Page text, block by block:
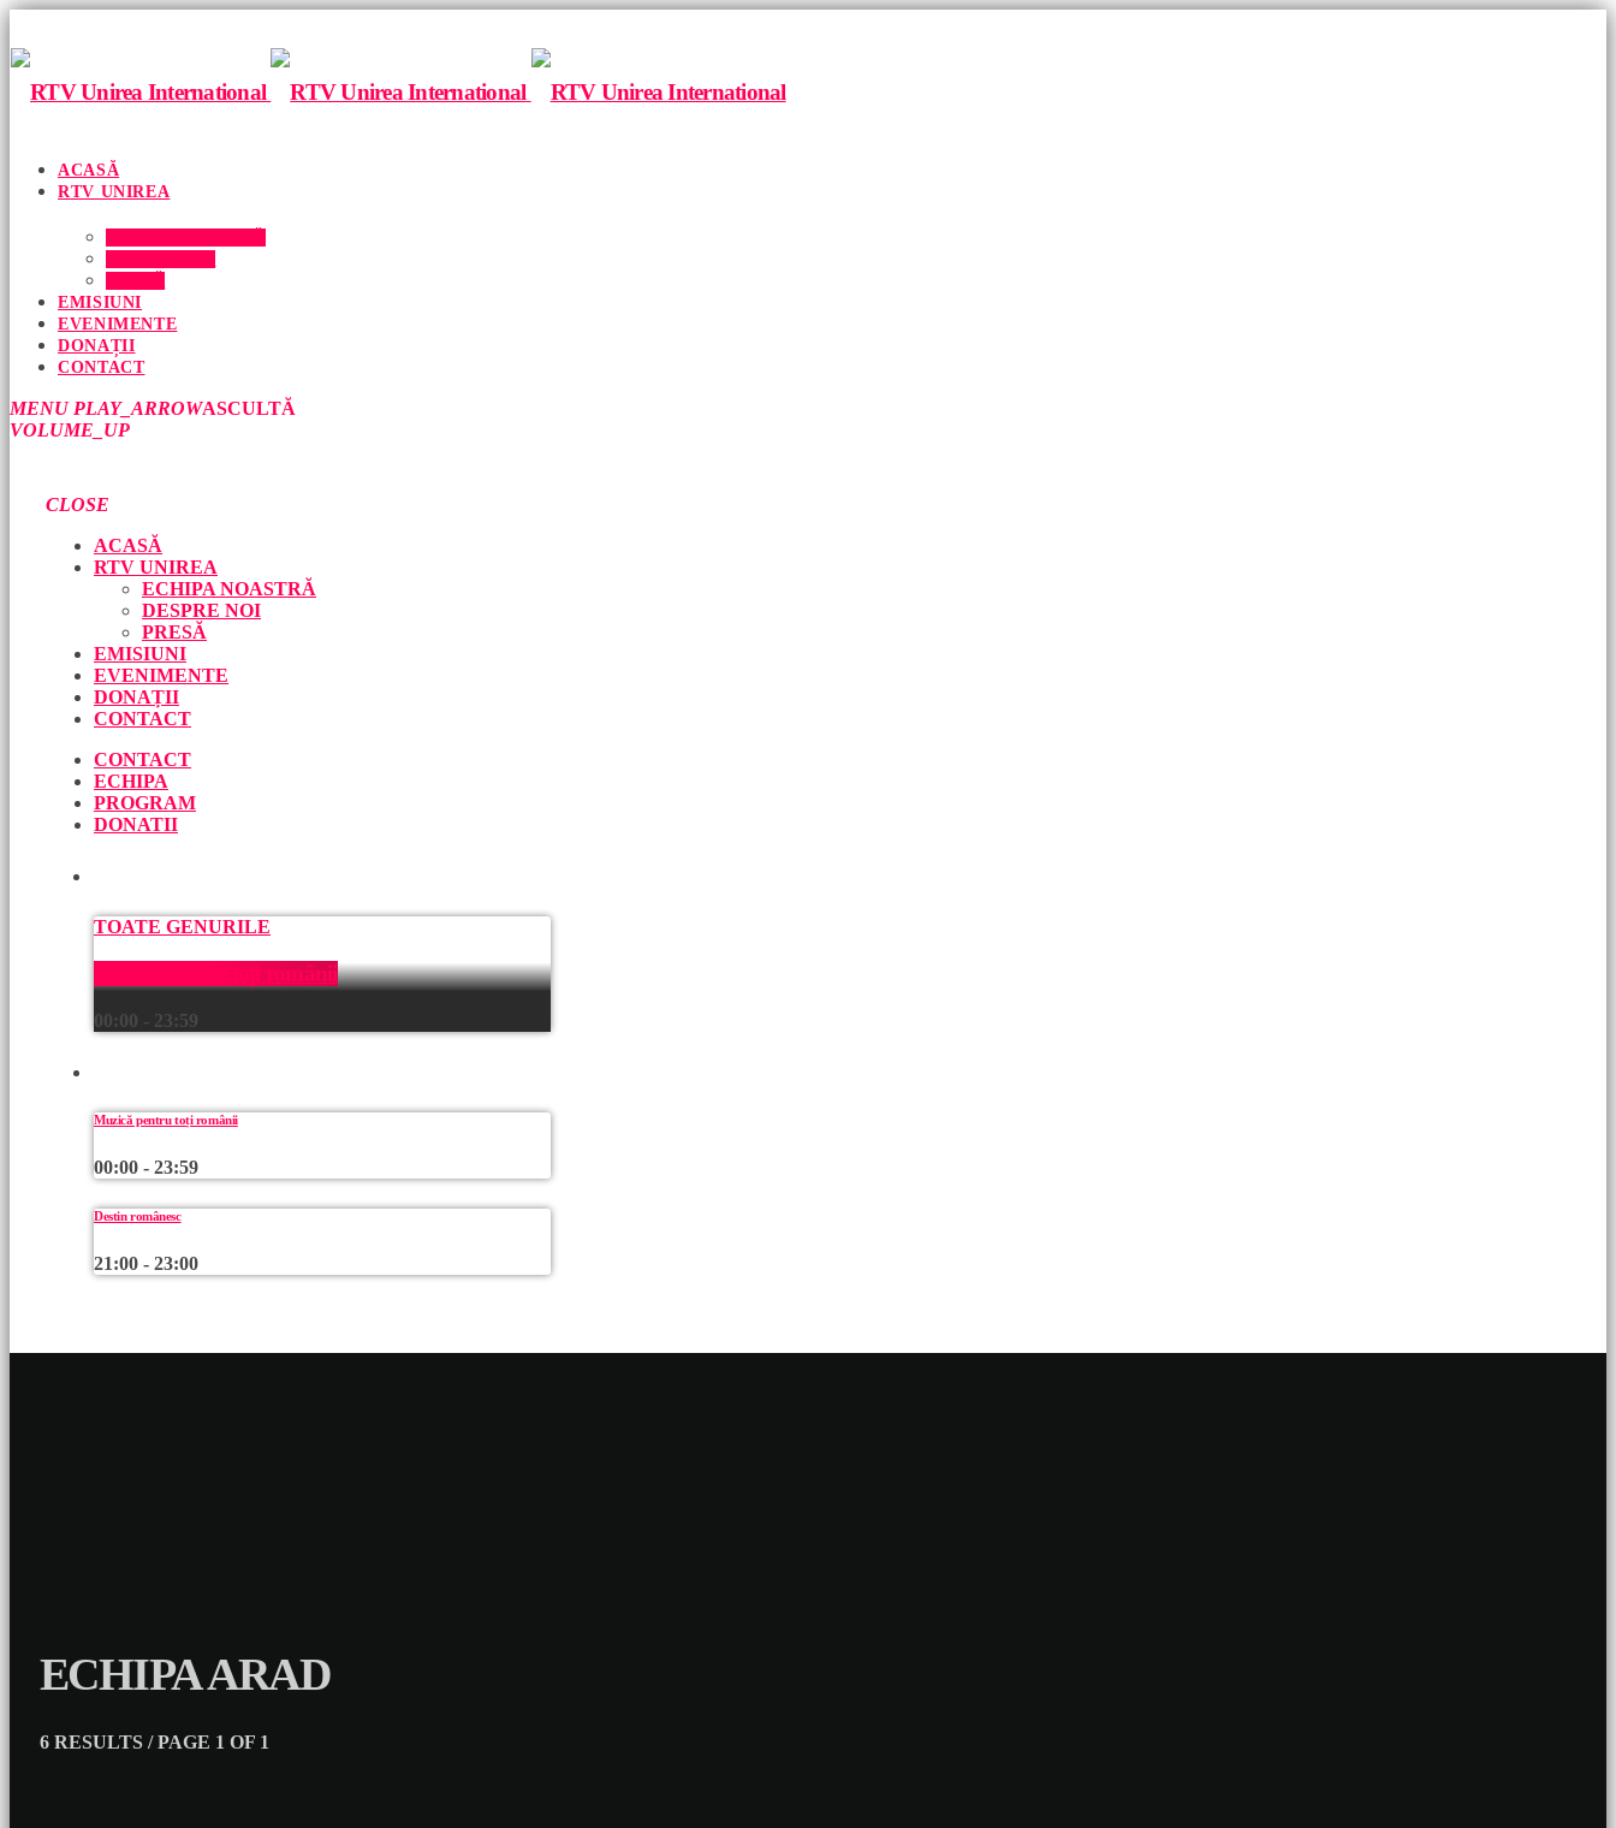
ACASĂ
RTV UNIREA
EMISIUNI
EVENIMENTE
DONAȚII
CONTACT
MENU PLAY_ARROWASCULTĂ
VOLUME_UP
CLOSE
ACASĂ
RTV UNIREA
ECHIPA NOASTRĂ
DESPRE NOI
PRESĂ
EMISIUNI
EVENIMENTE
DONAȚII
CONTACT
CONTACT
ECHIPA
PROGRAM
DONATII
TOATE GENURILE
Muzică pentru toți românii
00:00 - 23:59
Muzică pentru toți românii
00:00 - 23:59
Destin românesc
21:00 - 23:00
ECHIPA ARAD
6 RESULTS / PAGE 1 OF 1